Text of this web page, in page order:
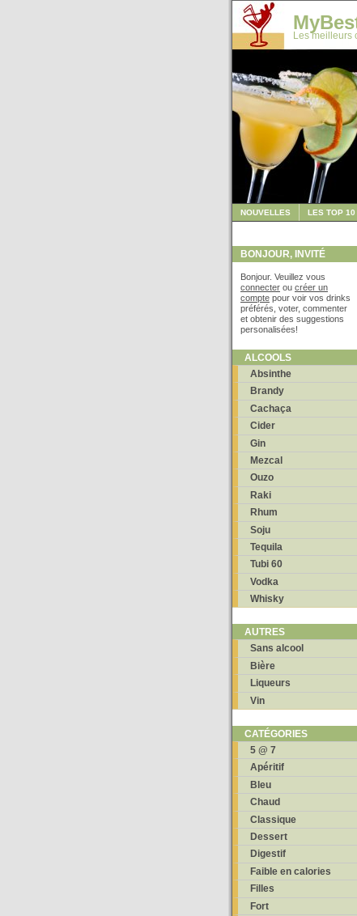
Les meilleurs
NOUVELLES LES TOP 10
BONJOUR, INVITÉ
Bonjour. Veuillez vous
connecter ou créer un
compte pour voir vos drinks
préférés, voter, commenter
et obtenir des suggestions
personalisées!
ALCOOLS
Absinthe
Brandy
Cachaça
Cider
Gin
Mezcal
Ouzo
Raki
Rhum
Soju
Tequila
Tubi 60
Vodka
Whisky
AUTRES
Sans alcool
Bière
Liqueurs
Vin
CATÉGORIES
5 @ 7
Apéritif
Bleu
Chaud
Classique
Dessert
Digestif
Faible en calories
Filles
Fort